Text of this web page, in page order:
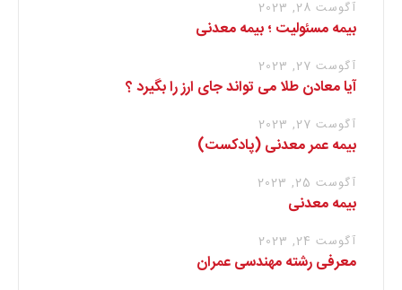
آگوست 28, 2023
بیمه مسئولیت ؛ بیمه معدنی
آگوست 27, 2023
آیا معادن طلا می تواند جای ارز را بگیرد ؟
آگوست 27, 2023
بیمه عمر معدنی (پادکست)
آگوست 25, 2023
بیمه معدنی
آگوست 24, 2023
معرفی رشته مهندسی عمران